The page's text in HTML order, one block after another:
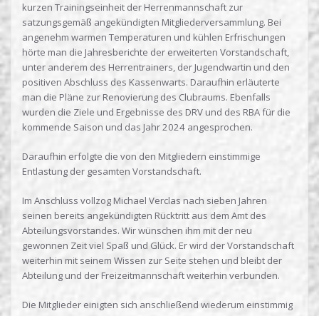
kurzen Trainingseinheit der Herrenmannschaft zur
satzungsgemäß angekündigten Mitgliederversammlung. Bei
angenehm warmen Temperaturen und kühlen Erfrischungen
hörte man die Jahresberichte der erweiterten Vorstandschaft,
unter anderem des Herrentrainers, der Jugendwartin und den
positiven Abschluss des Kassenwarts. Daraufhin erläuterte
man die Pläne zur Renovierung des Clubraums. Ebenfalls
wurden die Ziele und Ergebnisse des DRV und des RBA für die
kommende Saison und das Jahr 2024 angesprochen.
Daraufhin erfolgte die von den Mitgliedern einstimmige
Entlastung der gesamten Vorstandschaft.
Im Anschluss vollzog Michael Verclas nach sieben Jahren
seinen bereits angekündigten Rücktritt aus dem Amt des
Abteilungsvorstandes. Wir wünschen ihm mit der neu
gewonnen Zeit viel Spaß und Glück. Er wird der Vorstandschaft
weiterhin mit seinem Wissen zur Seite stehen und bleibt der
Abteilung und der Freizeitmannschaft weiterhin verbunden.
Die Mitglieder einigten sich anschließend wiederum einstimmig